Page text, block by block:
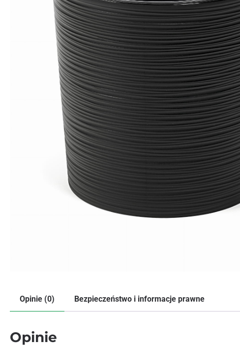
Opinie (0) Bezpieczeństwo i informacje prawne
Opinie